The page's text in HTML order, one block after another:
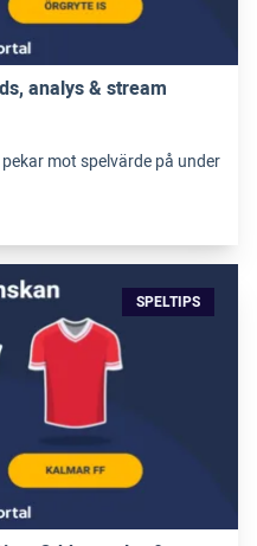
analys & stream
mot spelvärde på under
SPELTIPS